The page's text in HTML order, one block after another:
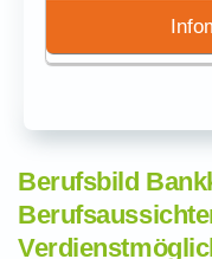
Berufsbild